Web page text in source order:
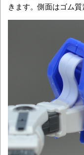
きます。側面はゴム